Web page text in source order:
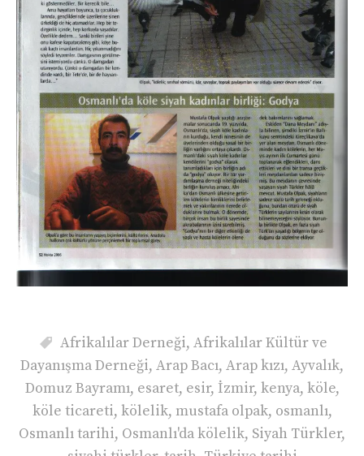
Afrikalılar Derneği, Afrikalılar Kültür ve
Dayanışma Derneği, Arap Bacı, Arap kızı, Ayvalık,
Domuz Bayramı, esaret, esir, İzmir, kenya, köle,
köle ticareti, kölelik, mustafa olpak, osmanlı,
Osmanlı tarihi, Osmanlı'da kölelik, Siyah Türkler,